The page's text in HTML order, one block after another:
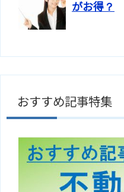
がお得？
おすすめ記事特集